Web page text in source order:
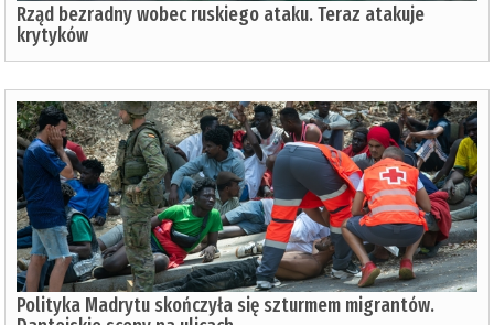
Rząd bezradny wobec ruskiego ataku. Teraz atakuje
krytyków
Polityka Madrytu skończyła się szturmem migrantów.